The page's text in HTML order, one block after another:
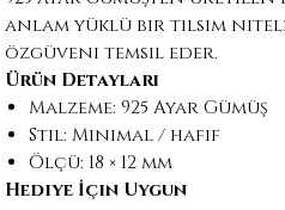
anlam yüklü bir tılsım
özgüveni temsil eder.
Ürün Detayları
Malzeme: 925 Ayar Gümüş
Stil: Minimal / hafif
Ölçü: 18 × 12 mm
Hediye İçin Uygun